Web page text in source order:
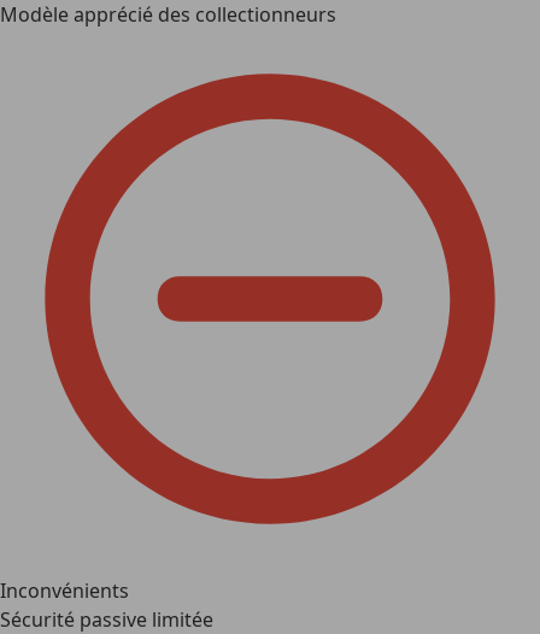
Modèle apprécié des collectionneurs
Inconvénients
Sécurité passive limitée